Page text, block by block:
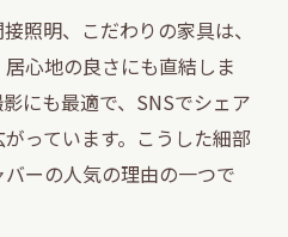
SNS映えを両立するシー
シャ空間を比較しよう
シャ空間の選び方
照明、こだわりの家具は、
心地の良さにも直結しま
にも最適で、SNSでシェア
っています。こうした細部
ーの人気の理由の一つで